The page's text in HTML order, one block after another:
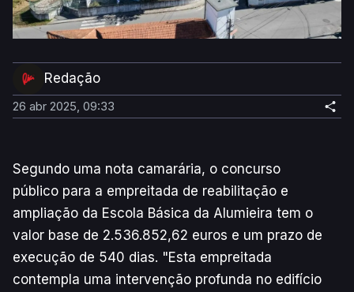
Redação
26 abr 2025, 09:33
Segundo uma nota camarária, o concurso
público para a empreitada de reabilitação e
ampliação da Escola Básica da Alumieira tem o
valor base de 2.536.852,62 euros e um prazo de
execução de 540 dias. "Esta empreitada
contempla uma intervenção profunda no edifício